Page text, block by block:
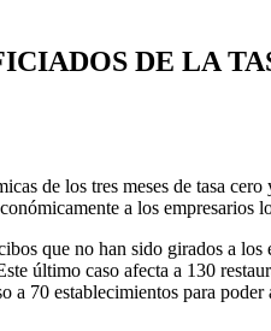
DE LA
de los tres meses de tasa cero
a los empresarios
que no han sido girados a los
último caso afecta a 130
a 70 establecimientos para poder